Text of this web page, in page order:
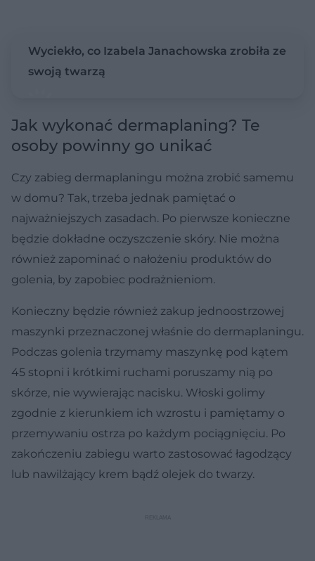
Wyciekło, co Izabela Janachowska zrobiła ze
swoją twarzą
Jak wykonać dermaplaning? Te
osoby powinny go unikać
Czy zabieg dermaplaningu można zrobić samemu
w domu? Tak, trzeba jednak pamiętać o
najważniejszych zasadach. Po pierwsze konieczne
będzie dokładne oczyszczenie skóry. Nie można
również zapominać o nałożeniu produktów do
golenia, by zapobiec podrażnieniom.
Konieczny będzie również zakup jednoostrzowej
maszynki przeznaczonej właśnie do dermaplaningu.
Podczas golenia trzymamy maszynkę pod kątem
45 stopni i krótkimi ruchami poruszamy nią po
skórze, nie wywierając nacisku. Włoski golimy
zgodnie z kierunkiem ich wzrostu i pamiętamy o
przemywaniu ostrza po każdym pociągnięciu. Po
zakończeniu zabiegu warto zastosować łagodzący
lub nawilżający krem bądź olejek do twarzy.